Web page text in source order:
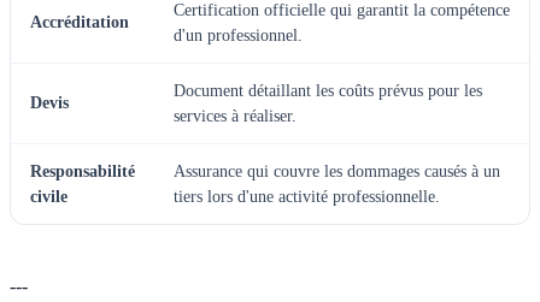
Accréditation
Certification officielle qui garantit la compétence
d'un professionnel.
Devis
Document détaillant les coûts prévus pour les
services à réaliser.
Responsabilité
civile
Assurance qui couvre les dommages causés à un
tiers lors d'une activité professionnelle.
---